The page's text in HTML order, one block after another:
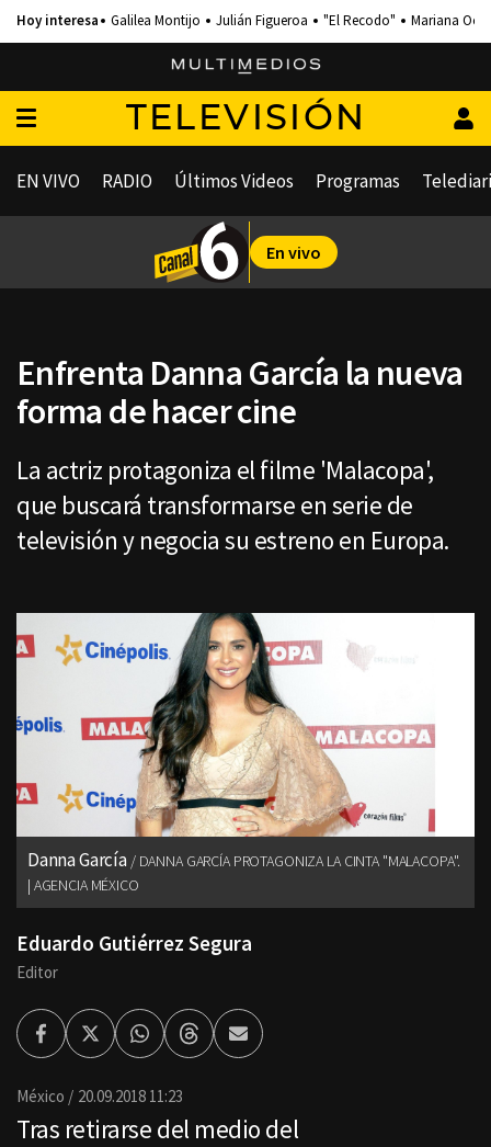
Galilea Montijo Julián Figueroa "El Recodo" Mariana
TELEVISIÓN
EN VIVO RADIO Últimos Videos Programas
En vivo
Enfrenta Danna García la nueva
forma de hacer cine
La actriz protagoniza el filme 'Malacopa',
que buscará transformarse en serie de
televisión y negocia su estreno en Europa.
Danna García
DANNA GARCÍA PROTAGONIZA LA CINTA "MALACOPA".
| AGENCIA MÉXICO
Eduardo Gutiérrez Segura
Editor
FacebookTwitterWhatsappThreadsEnviar
por
México 20.09.2018 11:23
Tras retirarse del medio del